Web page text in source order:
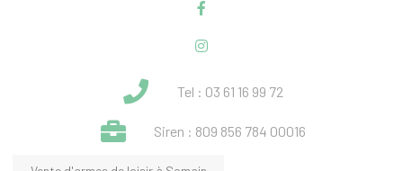
Tel : 03 61 16 99 72
Siren : 809 856 784 00016